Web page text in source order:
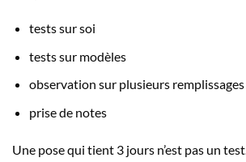
tests sur soi
tests sur modèles
observation sur plusieurs remplissages
prise de notes
Une pose qui tient 3 jours n’est pas un test.